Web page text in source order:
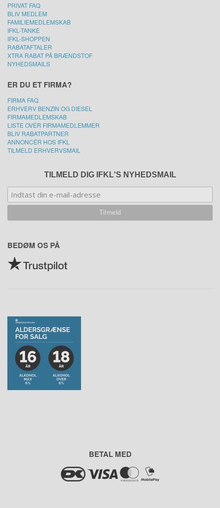
PRIVAT FAQ
BLIV MEDLEM
FAMILIEMEDLEMSKAB
IFKL-TANKE
IFKL-SHOPPEN
RABATAFTALER
XTRA RABAT PÅ BRÆNDSTOF
NYHEDSMAILS
ER DU ET FIRMA?
FIRMA FAQ
ERHVERV BENZIN OG DIESEL
FIRMAMEDLEMSKAB
LISTE OVER FIRMAMEDLEMMER
BLIV RABATPARTNER
ANNONCÉR HOS IFKL
TILMELD ERHVERVSMAIL
TILMELD DIG IFKL'S NYHEDSMAIL
BEDØM OS PÅ
BETAL MED